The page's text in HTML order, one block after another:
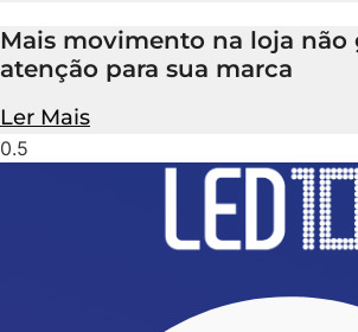
Mais movimento na loja não
atenção para sua marca
Ler Mais